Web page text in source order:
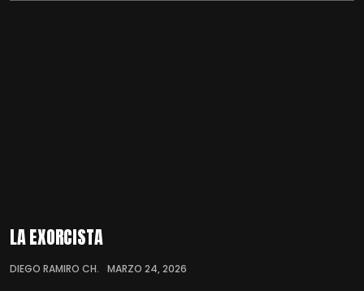
LA EXORCISTA
DIEGO RAMIRO CH. MARZO 24, 2026